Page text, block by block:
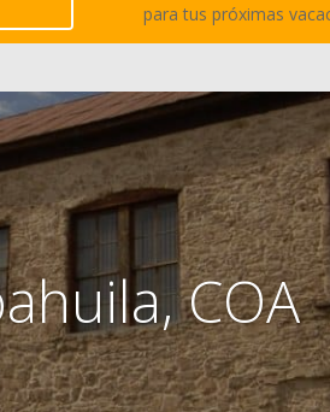
para tus próximas
COA